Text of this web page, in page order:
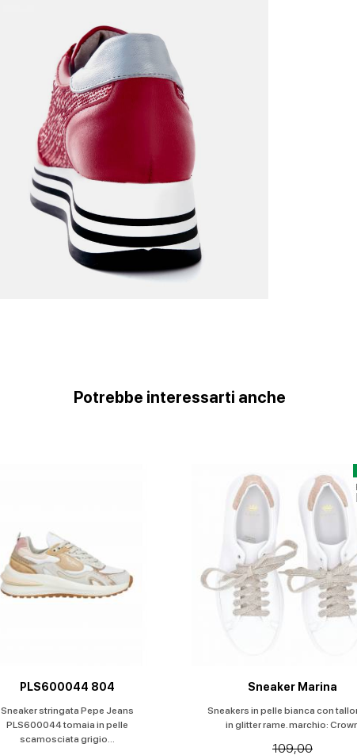
Potrebbe interessarti anche
PLS600044 804
Sneaker stringata Pepe Jeans
PLS600044 tomaia in pelle
scamosciata grigio...
Sneaker Marina
Sneakers in pelle bianca con
in glitter rame. marchio:
109,00